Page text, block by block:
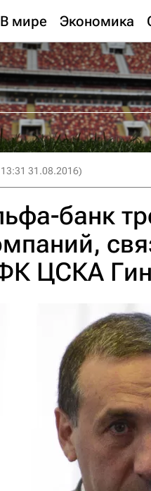
В мире Экономика
31.08.2016)
банк
ЦСКА